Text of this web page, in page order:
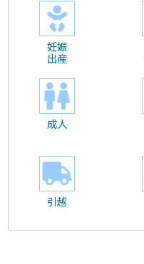
妊娠
出産
成人
引越